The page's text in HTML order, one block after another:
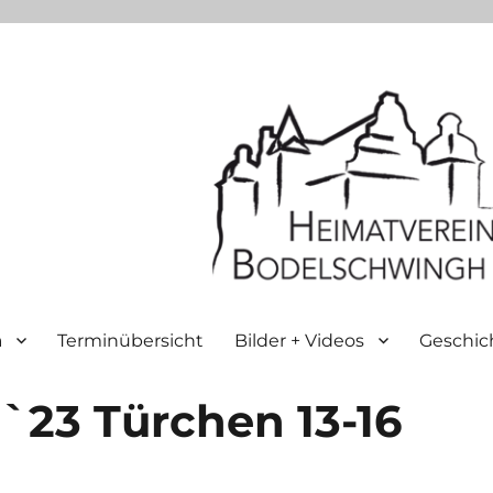
Terminübersicht Bilder + Videos
Türchen 13-16